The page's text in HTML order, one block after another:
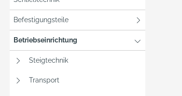
Befestigungsteile
Betriebseinrichtung
Steigtechnik
Transport